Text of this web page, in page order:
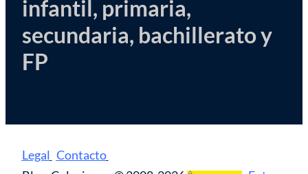
infantil, primaria,
secundaria, bachillerato y
FP
Legal Contacto